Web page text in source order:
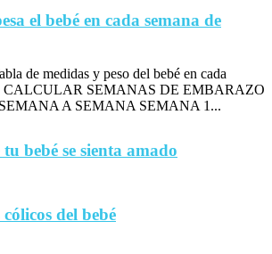
el bebé en cada semana de
de medidas y peso del bebé en cada
CALCULAR SEMANAS DE EMBARAZO
A SEMANA SEMANA 1...
bebé se sienta amado
del bebé